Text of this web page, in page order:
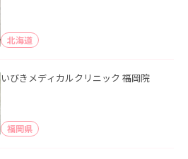
北海道
いびきメディカルクリニック 福岡院
福岡県